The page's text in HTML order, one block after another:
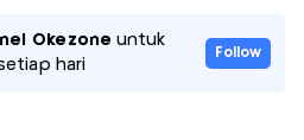
Okezone untuk
hari
Follow